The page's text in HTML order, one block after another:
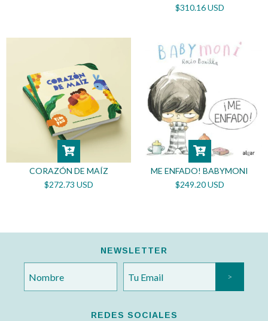
$310.16 USD
CORAZÓN DE MAÍZ
$272.73 USD
ME ENFADO! BABYMONI
$249.20 USD
NEWSLETTER
REDES SOCIALES